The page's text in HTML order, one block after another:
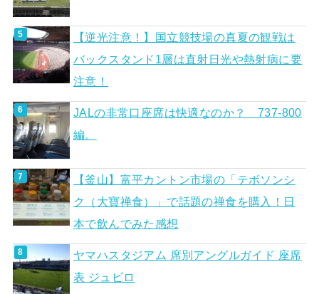
【逆光注意！】国立競技場の真夏の観戦は
バックスタンド1層は直射日光や熱射病に要
注意！
JALの非常口座席は快適なのか？ 737-800
編。
【釜山】富平カントン市場の「テボソンシ
ク（大寶禅食）」で話題の禅食を購入！日
本で飲んでみた感想
ヤマハスタジアム 席別アングルガイド 座席
表 ジュビロ